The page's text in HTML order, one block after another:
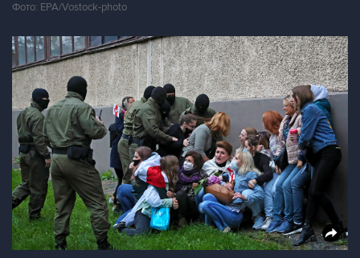
Фото: EPA/Vostock-photo